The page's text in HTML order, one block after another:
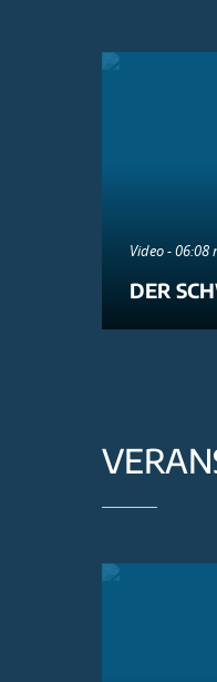
Video - 06:08
DER